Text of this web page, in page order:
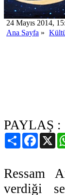
24 Mayıs 2014,
Ana Sayfa »
PAYLAŞ :
Paylaş X
Ressam
verdiği